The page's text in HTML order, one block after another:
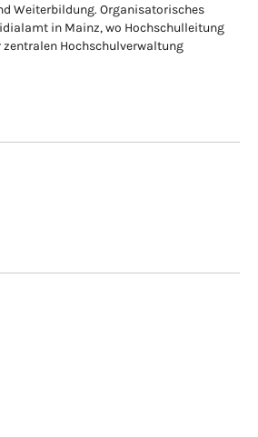
Weiterbildung. Organisatorisches
in Mainz, wo Hochschulleitung
zentralen Hochschulverwaltung